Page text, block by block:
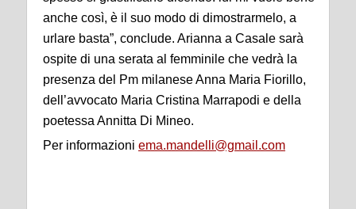
anche così, è il suo modo di dimostrarmelo, a
urlare basta”, conclude. Arianna a Casale sarà
ospite di una serata al femminile che vedrà la
presenza del Pm milanese Anna Maria Fiorillo,
dell’avvocato Maria Cristina Marrapodi e della
poetessa Annitta Di Mineo.
Per informazioni ema.mandelli@gmail.com